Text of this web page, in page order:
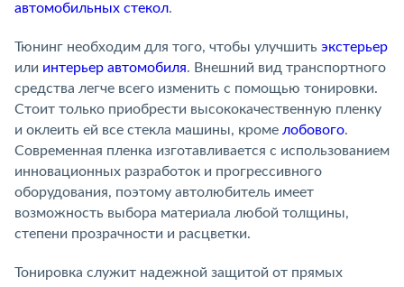
автомобильных стекол.
Тюнинг необходим для того, чтобы улучшить экстерьер
или интерьер автомобиля. Внешний вид транспортного
средства легче всего изменить с помощью тонировки.
Стоит только приобрести высококачественную пленку
и оклеить ей все стекла машины, кроме лобового.
Современная пленка изготавливается с использованием
инновационных разработок и прогрессивного
оборудования, поэтому автолюбитель имеет
возможность выбора материала любой толщины,
степени прозрачности и расцветки.
Тонировка служит надежной защитой от прямых